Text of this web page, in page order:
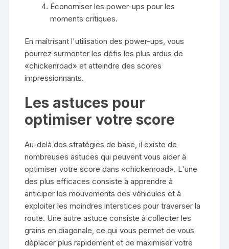
Économiser les power-ups pour les
moments critiques.
En maîtrisant l'utilisation des power-ups, vous
pourrez surmonter les défis les plus ardus de
«chickenroad» et atteindre des scores
impressionnants.
Les astuces pour
optimiser votre score
Au-delà des stratégies de base, il existe de
nombreuses astuces qui peuvent vous aider à
optimiser votre score dans «chickenroad». L'une
des plus efficaces consiste à apprendre à
anticiper les mouvements des véhicules et à
exploiter les moindres interstices pour traverser la
route. Une autre astuce consiste à collecter les
grains en diagonale, ce qui vous permet de vous
déplacer plus rapidement et de maximiser votre